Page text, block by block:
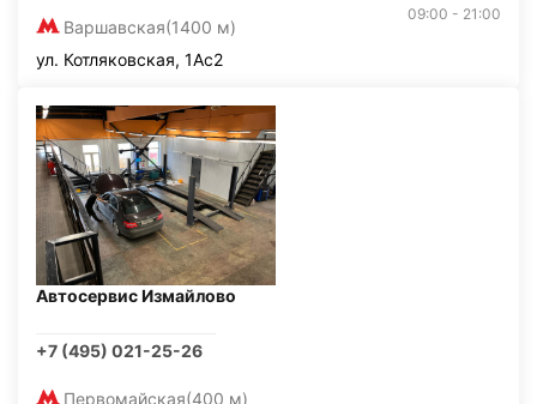
Варшавская(1400 м)
09:00 - 21:00
ул. Котляковская, 1Ас2
Автосервис Измайлово
+7 (495) 021-25-26
Первомайская(400 м)